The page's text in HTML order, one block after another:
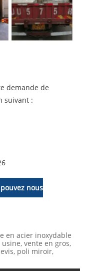
demande de
suivant :
nous
en acier inoxydable
vente en gros,
poli miroir,